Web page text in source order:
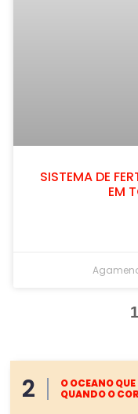
SISTEMA DE
EM
1
2
O OCEANO
QUANDO O